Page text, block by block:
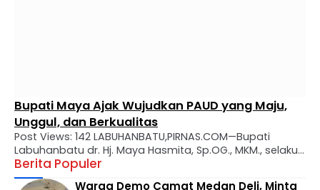
Bupati Maya Ajak Wujudkan PAUD yang Maju,
Unggul, dan Berkualitas
Post Views: 142 LABUHANBATU,PIRNAS.COM—Bupati
Labuhanbatu dr. Hj. Maya Hasmita, Sp.OG., MKM., selaku
Bunda PAUD Kabupaten Labuhanbatu secara resmi
mengukuhkan Bunda Pendidikan Anak Usia Dini (PAUD)
Berita Populer
Warga Demo Camat Medan Deli, Minta